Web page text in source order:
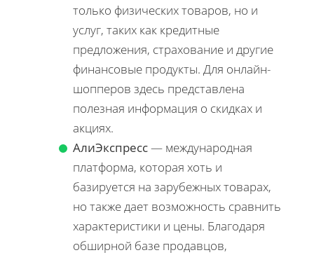
только физических товаров, но и
услуг, таких как кредитные
предложения, страхование и другие
финансовые продукты. Для онлайн-
шопперов здесь представлена
полезная информация о скидках и
акциях.
АлиЭкспресс— международная
платформа, которая хоть и
базируется на зарубежных товарах,
но также дает возможность сравнить
характеристики и цены. Благодаря
обширной базе продавцов,